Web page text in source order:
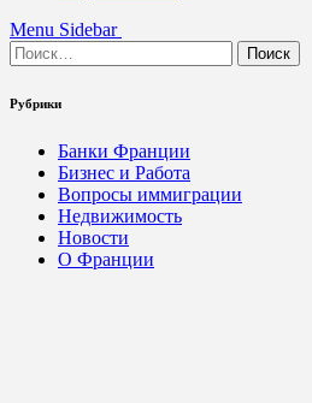
Menu Sidebar
Найти:
Рубрики
Банки Франции
Бизнес и Работа
Вопросы иммиграции
Недвижимость
Новости
О Франции